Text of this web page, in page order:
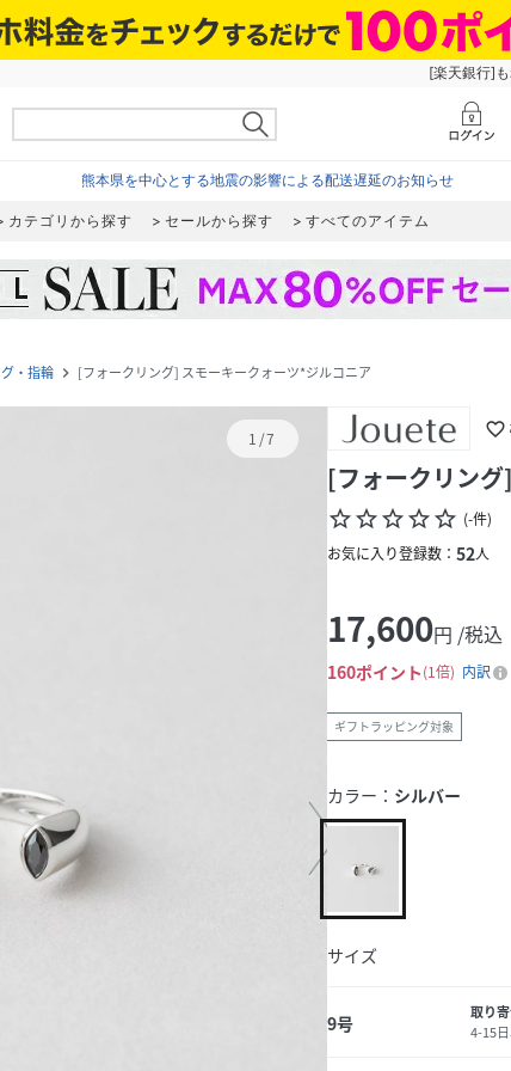
[楽天銀行]
熊本県を中心とする地震の影響による配送遅延のお知らせ
カテゴリから探す セールから探す すべてのアイテム
・指輪 navigate_next [フォークリング] スモーキークォーツ*ジルコニア
1 /7 favorite_border
[フォークリン
star_borderstar_borderstar_borderstar_borderstar_border (-件)
お気に入り登録数： 52人
17,600円 /税込
160ポイント 1倍 内訳
ギフトラッピング対象
カラー： シルバー
サイズ
9号
取り
4-15